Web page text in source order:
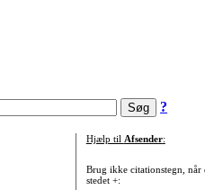
?
Hjælp til Afsender:
Brug ikke citationstegn, når
stedet +: